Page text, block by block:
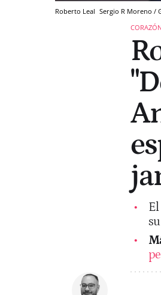
Roberto Leal Sergio R Moreno /